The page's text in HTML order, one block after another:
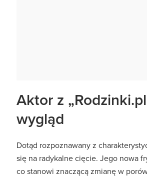
Aktor z
wygląd
Dotąd rozpoznawany z
się na radykalne cięcie. Jego nowa
co stanowi znaczącą zmianę w